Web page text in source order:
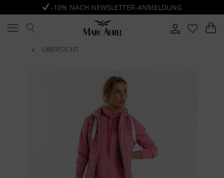
-10% NACH NEWSLETTER-ANMELDUNG
ÜBERSICHT